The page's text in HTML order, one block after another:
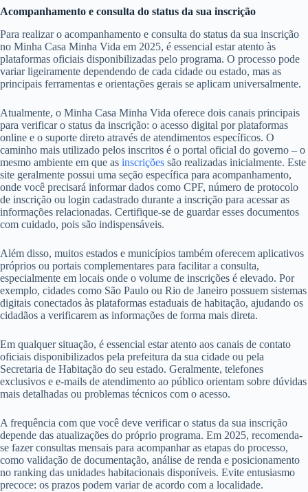
Acompanhamento e consulta do status da sua inscrição
Para realizar o acompanhamento e consulta do status da sua inscrição
no Minha Casa Minha Vida em 2025, é essencial estar atento às
plataformas oficiais disponibilizadas pelo programa. O processo pode
variar ligeiramente dependendo de cada cidade ou estado, mas as
principais ferramentas e orientações gerais se aplicam universalmente.
Atualmente, o Minha Casa Minha Vida oferece dois canais principais
para verificar o status da inscrição: o acesso digital por plataformas
online e o suporte direto através de atendimentos específicos. O
caminho mais utilizado pelos inscritos é o portal oficial do governo – o
mesmo ambiente em que as inscrições são realizadas inicialmente. Este
site geralmente possui uma seção específica para acompanhamento,
onde você precisará informar dados como CPF, número de protocolo
de inscrição ou login cadastrado durante a inscrição para acessar as
informações relacionadas. Certifique-se de guardar esses documentos
com cuidado, pois são indispensáveis.
Além disso, muitos estados e municípios também oferecem aplicativos
próprios ou portais complementares para facilitar a consulta,
especialmente em locais onde o volume de inscrições é elevado. Por
exemplo, cidades como São Paulo ou Rio de Janeiro possuem sistemas
digitais conectados às plataformas estaduais de habitação, ajudando os
cidadãos a verificarem as informações de forma mais direta.
Em qualquer situação, é essencial estar atento aos canais de contato
oficiais disponibilizados pela prefeitura da sua cidade ou pela
Secretaria de Habitação do seu estado. Geralmente, telefones
exclusivos e e-mails de atendimento ao público orientam sobre dúvidas
mais detalhadas ou problemas técnicos com o acesso.
A frequência com que você deve verificar o status da sua inscrição
depende das atualizações do próprio programa. Em 2025, recomenda-
se fazer consultas mensais para acompanhar as etapas do processo,
como validação de documentação, análise de renda e posicionamento
no ranking das unidades habitacionais disponíveis. Evite entusiasmo
precoce: os prazos podem variar de acordo com a localidade.